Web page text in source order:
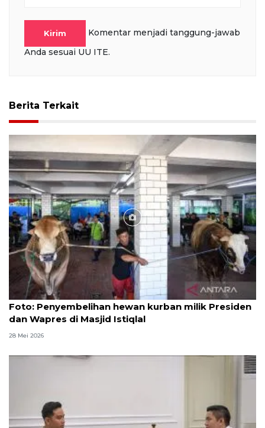
Kirim
Komentar menjadi tanggung-jawab
Anda sesuai UU ITE.
Berita Terkait
Foto
Foto: Penyembelihan hewan kurban milik Presiden
dan Wapres di Masjid Istiqlal
28 Mei 2026